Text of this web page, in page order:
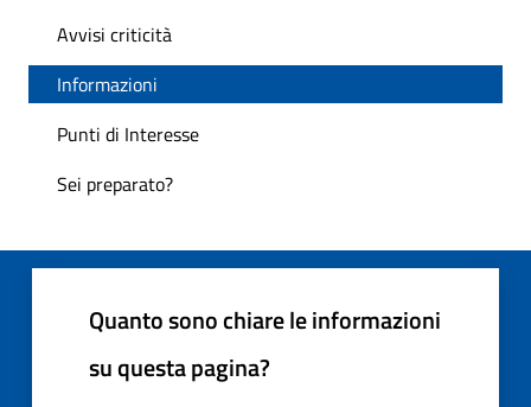
Avvisi criticità
Informazioni
Punti di Interesse
Sei preparato?
Quanto sono chiare le informazioni
su questa pagina?